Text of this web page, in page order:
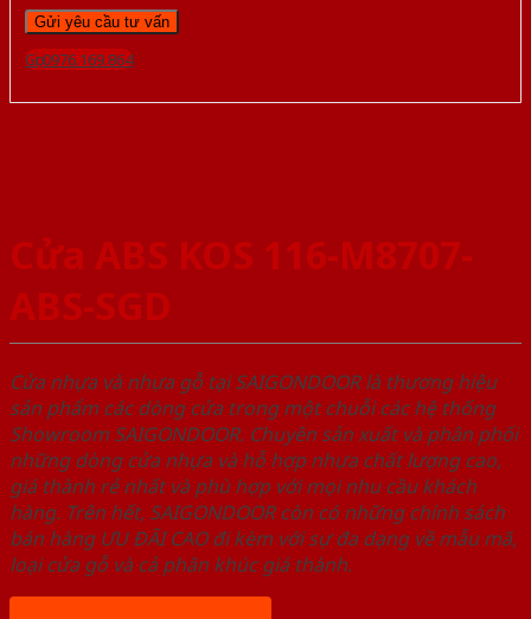
Gọi 0976.169.864
Cửa ABS KOS 116-M8707-
ABS-SGD
Cửa nhựa và nhựa gỗ tại SAIGONDOOR là thương hiệu
sản phẩm các dòng cửa trong một chuỗi các hệ thống
Showroom SAIGONDOOR. Chuyên sản xuất và phân phối
những dòng cửa nhựa và hỗ hợp nhựa chất lượng cao,
giá thành rẻ nhất và phù hợp với mọi nhu cầu khách
hàng. Trên hết, SAIGONDOOR còn có những chính sách
bán hàng ƯU ĐÃI CAO đi kèm với sự đa dạng về mẫu mã,
loại cửa gỗ và cả phân khúc giá thành.